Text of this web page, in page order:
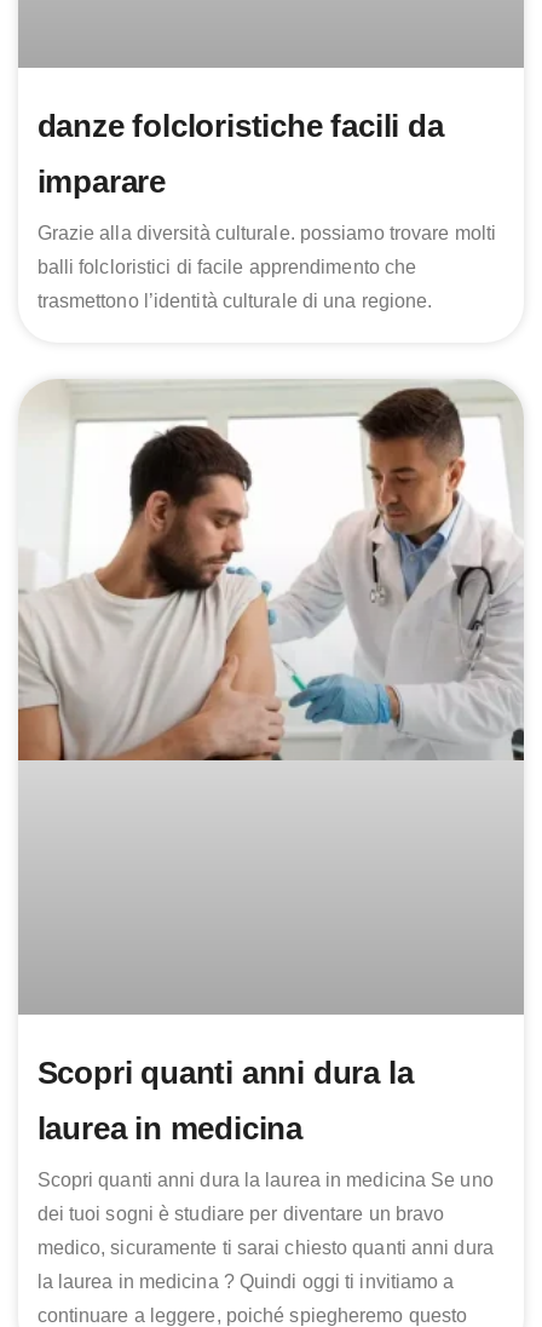
danze folcloristiche facili da
imparare
Grazie alla diversità culturale. possiamo trovare molti
balli folcloristici di facile apprendimento che
trasmettono l’identità culturale di una regione.
Scopri quanti anni dura la
laurea in medicina
Scopri quanti anni dura la laurea in medicina Se uno
dei tuoi sogni è studiare per diventare un bravo
medico, sicuramente ti sarai chiesto quanti anni dura
la laurea in medicina ? Quindi oggi ti invitiamo a
continuare a leggere, poiché spiegheremo questo